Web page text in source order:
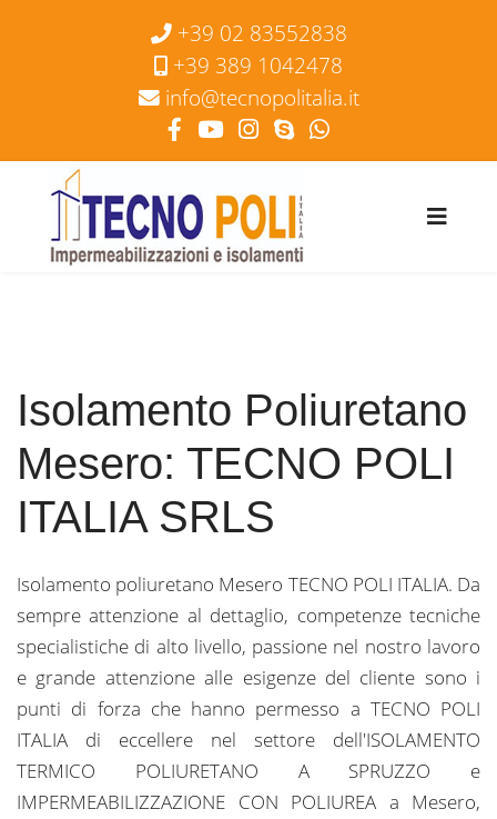
+39 02 83552838
+39 389 1042478
info
tecnopolitalia.it
Isolamento Poliuretano
Mesero: TECNO POLI
ITALIA SRLS
Isolamento poliuretano Mesero TECNO POLI ITALIA. Da
sempre attenzione al dettaglio, competenze tecniche
specialistiche di alto livello, passione nel nostro lavoro
e grande attenzione alle esigenze del cliente sono i
punti di forza che hanno permesso a TECNO POLI
ITALIA di eccellere nel settore dell'ISOLAMENTO
TERMICO POLIURETANO A SPRUZZO e
IMPERMEABILIZZAZIONE CON POLIUREA a Mesero,